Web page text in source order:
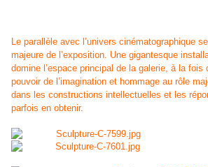
Le parallèle avec l’univers cinématographique
majeure de l’exposition. Une gigantesque
domine l’espace principal de la galerie, à la fois
pouvoir de l’imagination et hommage au rôle
dans les constructions intellectuelles et les
parfois en obtenir.